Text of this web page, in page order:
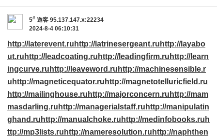
5# 遊客 95.137.147.x:22234
2024-8-4 06:10:31
http://laterevent.ru http://latrinesergeant.ru http://layabo
ut.ru http://leadcoating.ru http://leadingfirm.ru http://learn
ingcurve.ru http://leaveword.ru http://machinesensible.r
u http://magneticequator.ru http://magnetotelluricfield.ru
http://mailinghouse.ru http://majorconcern.ru http://mam
masdarling.ru http://managerialstaff.ru http://manipulatin
ghand.ru http://manualchoke.ru http://medinfobooks.ru h
ttp://mp3lists.ru http://nameresolution.ru http://naphthen